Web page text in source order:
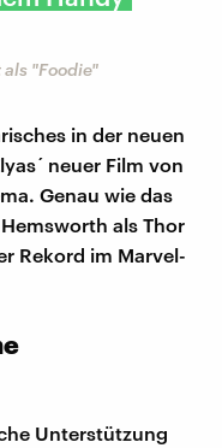
"Foodie"
in der neuen
neuer Film von
Genau wie das
als Thor
Rekord im Marvel-
Unterstützung